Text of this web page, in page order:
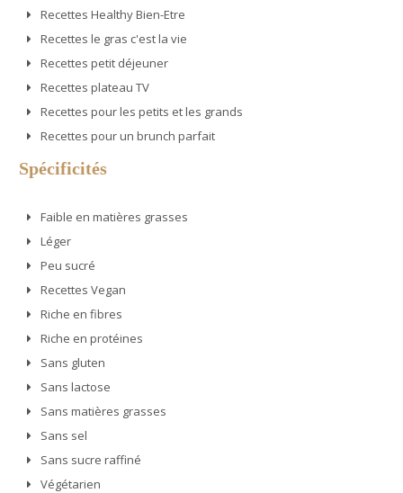
Recettes Healthy Bien-Etre
Recettes le gras c'est la vie
Recettes petit déjeuner
Recettes plateau TV
Recettes pour les petits et les grands
Recettes pour un brunch parfait
Spécificités
Faible en matières grasses
Léger
Peu sucré
Recettes Vegan
Riche en fibres
Riche en protéines
Sans gluten
Sans lactose
Sans matières grasses
Sans sel
Sans sucre raffiné
Végétarien